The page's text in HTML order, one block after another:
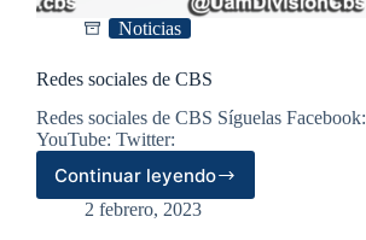
Noticias
Redes sociales de CBS
Redes sociales de CBS Síguelas Facebook:
YouTube: Twitter:
Continuar leyendo
Redes
sociales
2 febrero, 2023